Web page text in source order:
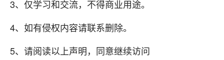
3、仅学习和交流，不得商业用途。
4、如有侵权内容请联系删除。
5、请阅读以上声明，同意继续访问